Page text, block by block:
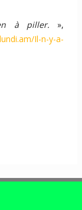
à piller. »,
Il-n-y-a-